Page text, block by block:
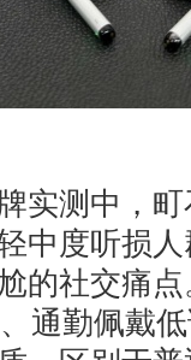
实测中，
中度听损
的社交痛
通勤佩戴